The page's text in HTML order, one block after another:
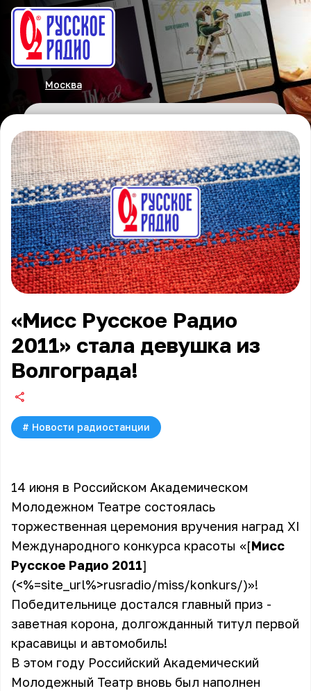
Москва
«Мисс Русское Радио
2011» стала девушка из
Волгограда!
# Новости радиостанции
14 июня в Российском Академическом
Молодежном Театре состоялась
торжественная церемония вручения наград ХI
Международного конкурса красоты «[Мисс
Русское Радио 2011]
(<%=site_url%>rusradio/miss/konkurs/)»!
Победительнице достался главный приз -
заветная корона, долгожданный титул первой
красавицы и автомобиль!
В этом году Российский Академический
Молодежный Театр вновь был наполнен